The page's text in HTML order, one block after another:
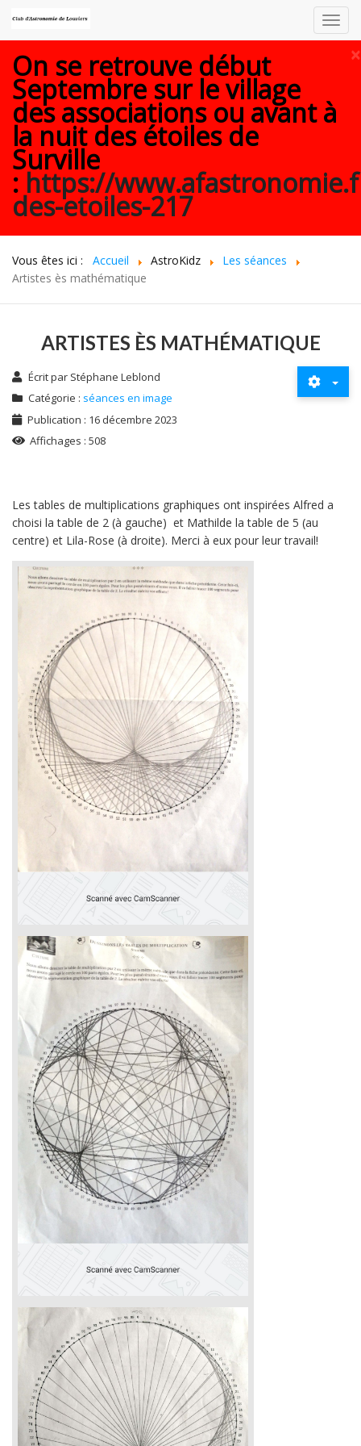
×
On se retrouve début
Septembre sur le village
des associations ou avant à
la nuit des étoiles de
Surville
: https://
des-etoiles-217
Vous êtes ici : Accueil AstroKidz
Les séances
Artistes ès mathématique
ARTISTES ÈS MATHÉMATIQUE
Écrit par Stéphane Leblond
Catégorie : séances en image
Publication : 16 décembre 2023
Affichages : 508
Les tables de multiplications graphiques ont inspirées Alfred a
choisi la table de 2 (à gauche) et Mathilde la table de 5 (au
centre) et Lila-Rose (à droite). Merci à eux pour leur travail!